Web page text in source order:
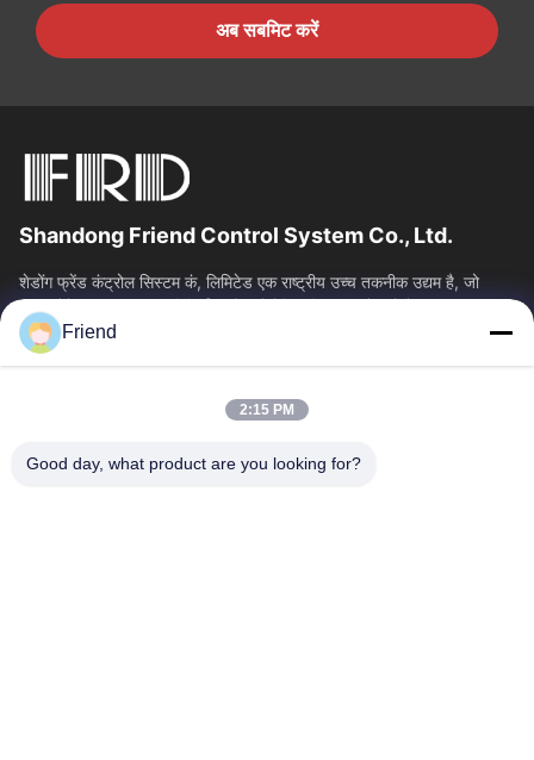
अब सबमिट करें
Shandong Friend Control System Co., Ltd.
शेडोंग फ्रेंड कंट्रोल सिस्टम कं, लिमिटेड एक राष्ट्रीय उच्च तकनीक उद्यम है, जो
इंस्ट्रूमेंटेशन आर एंड डी, विनिर्माण और औद्योगिक नियंत्रण सेवाओं में...
त्वरित लिंक
हमारे बारे में
फैक्टरी यात्रा
गुणवत्ता नियंत्रण
Friend
2:15 PM
Good day, what product are you looking for?